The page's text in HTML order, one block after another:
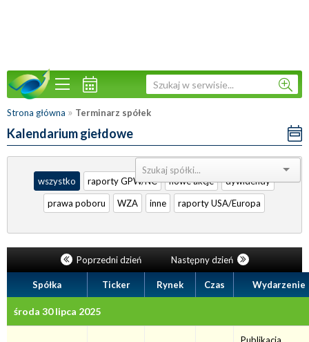
Strona główna » Terminarz spółek
Kalendarium giełdowe
Sortuj:
wszystko
raporty GPW/NC nowe akcje
dywidendy
prawa poboru
WZA inne raporty USA/Europa
Poprzedni dzień Następny dzień
Spółka Ticker Rynek Czas Wydarzenie
środa 30 lipca 2025